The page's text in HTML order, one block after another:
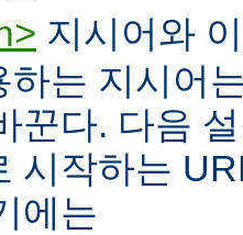
지시어와
하는 지시어
꾼다. 다음
시작하는
에는